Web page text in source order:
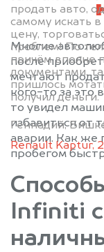
продать авто,
самому искать
цену,
проблем! По
причём вполне
документами,
пришлось
получил деньги.
Геннадий,
Renault Kaptur,
Многие
после
мечтают
кого-то за это
то увидел
избавиться от
аварии. Как же
пробегом
Infiniti